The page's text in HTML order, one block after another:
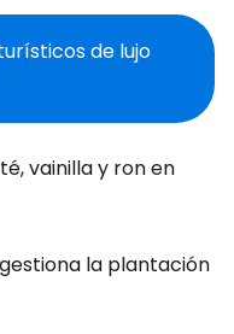
de lujo
vainilla y ron en
la plantación